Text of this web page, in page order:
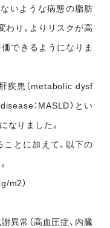
いような病態の脂肪
わり、よりリスクが高
できるようになりま
疾患（metabolic dysf
：MASLD）とい
なりました。
とに加えて、以下の
m2）
異常（高血圧症、内臓